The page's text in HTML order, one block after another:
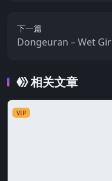
下一篇
Dongeuran – Wet
相关文章
VIP